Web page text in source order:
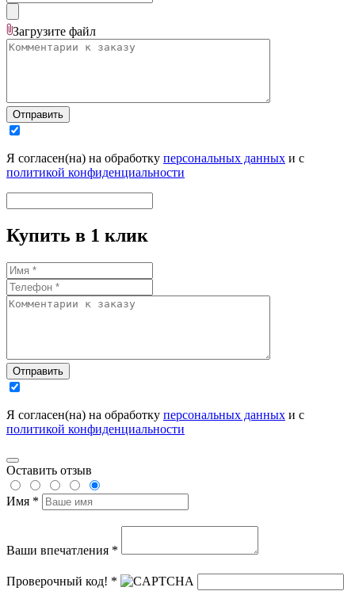
Загрузите файл
Отправить
Я согласен(на) на обработку персональных данных и с
политикой конфиденциальности
Купить в 1 клик
Отправить
Я согласен(на) на обработку персональных данных и с
политикой конфиденциальности
Оставить отзыв
Имя *
Ваши впечатления *
Проверочный код! *